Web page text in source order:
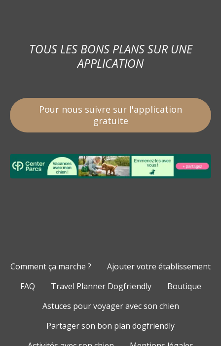
TOUS LES BONS PLANS SUR UNE
APPLICATION
Pour nous suivre sur l'application
gratuite
Comment ça marche ?
Ajouter votre établissement
FAQ
Travel Planner Dogfriendly
Boutique
Astuces pour voyager avec son chien
Partager son bon plan dogfriendly